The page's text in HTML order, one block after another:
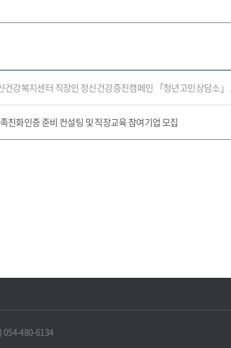
건강복지센터 직장인 정신건강증진캠페인 「청년고민상담소」
친화인증 준비 컨설팅 및 직장교육 참여기업 모집
054-480-6134